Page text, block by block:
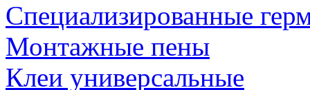
Специализированные
Монтажные пены
Клеи универсальные